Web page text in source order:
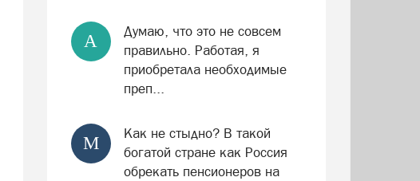
А
Думаю, что это не совсем
правильно. Работая, я
приобретала необходимые
преп...
М
Как не стыдно? В такой
богатой стране как Россия
обрекать пенсионеров на